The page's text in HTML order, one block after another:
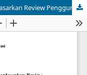
Analisis Dan Prediksi Rating Game Berdasarkan Review Pengguna Steam Menggunakan Algoritma K–Nearest Neighbor